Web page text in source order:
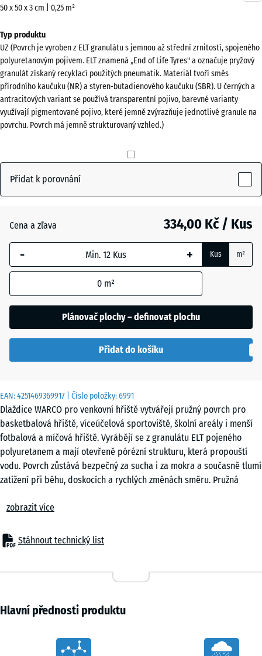
EAN:4251469369917 | Číslo položky:6991
Dlaždice WARCO pro venkovní hřiště vytvářejí pružný povrch pro
basketbalová hřiště, víceúčelová sportoviště, školní areály i menší
fotbalová a míčová hřiště. Vyrábějí se z granulátu ELT pojeného
polyuretanem a mají otevřeně pórézní strukturu, která propouští
vodu. Povrch zůstává bezpečný za sucha i za mokra a současně tlumí
zatížení při běhu, doskocích a rychlých změnách směru. Pružná
běžným pevným povrchům.
Každá dlaždice je po celém obvodu vybavena puzzle spojem, který
umožňuje rychlé sestavení souvislé plochy bez použití lepidla nebo
povrch vhodný pro sportovní využití i školní a rekreační provoz.
dojde k poškození některého dílu, lze jej vyjmout a nahradit bez
rozebrání celé plochy. Dlaždice lze upravovat kotoučovou nebo
zobrazit více
Stáhnout technický list
o
Zobrazit
paletu
barev
Travní
zelená(active)
Břidlicová
Cihlově
červená
50 x 50 x 3 cm | 0,25 m²
pro
dopravu
540
x
540
x
30
Vybraný
rozměr s
se používá
v údajích o
uvedeno
50
cm
|
0,25
m²
50
50
cm
+ 113,00 Kč
Typ produktu
UZ (Povrch je vyroben z ELT granulátu s jemnou až střední zrnitostí, spojeného
polyuretanovým pojivem. ELT znamená „End of Life Tyres" a označuje pryžový
granulát získaný recyklací použitých pneumatik. Materiál tvoří směs
přírodního kaučuku (NR) a styren-butadienového kaučuku (SBR). U černých a
antracitových variant se používá transparentní pojivo, barevné varianty
využívají pigmentované pojivo, které jemně zvýrazňuje jednotlivé granule na
povrchu. Povrch má jemně strukturovaný vzhled.)
Přidat k porovnání
Cena a zľava 334,00 Kč / Kus
- + Kus m²
0 m²
Plánovač plochy – definovat plochu
Přidat do košíku
Hlavní přednosti produktu
Characteristics